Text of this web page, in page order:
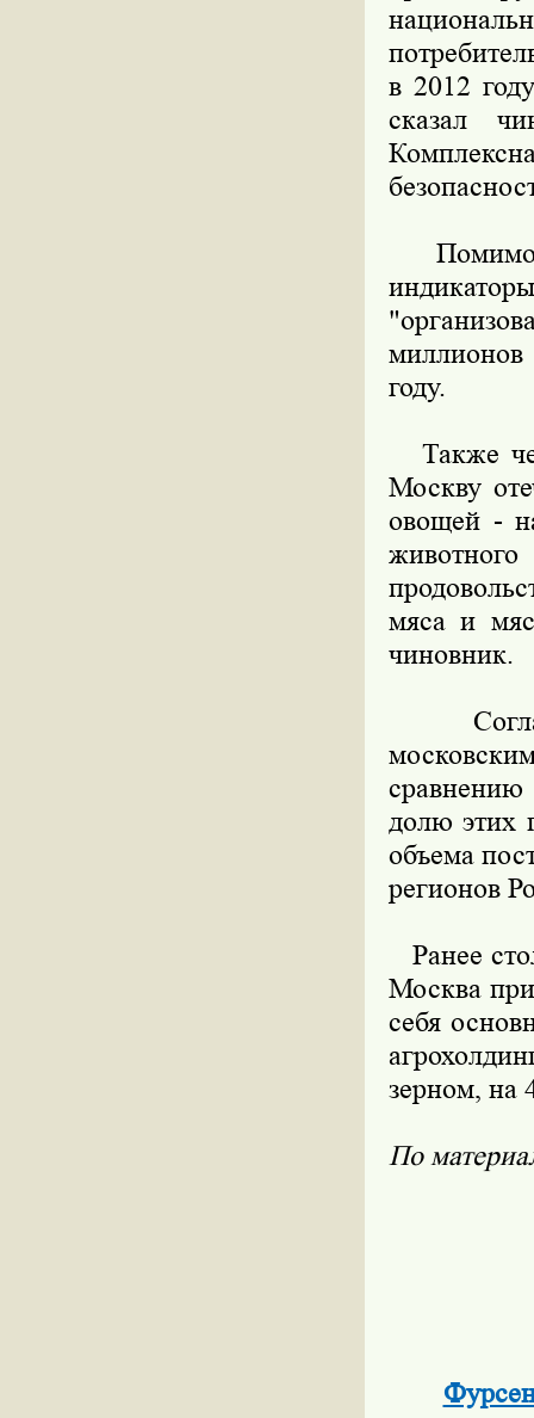
в 2012
сказал
Помимо
году.
Также
Москву
овощей -
мяса и
чиновник.
долю этих
объема
регионов
Ранее
Москва
себя
зерном, на
По